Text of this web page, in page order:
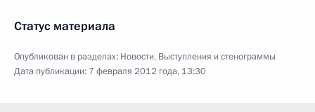
Статус материала
Опубликован в разделах: Новости, Выступления и стенограммы
Дата публикации: 7 февраля 2012 года, 13:30